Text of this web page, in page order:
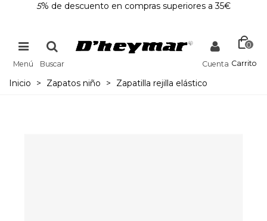
5% de descuento en compras superiores a 35€
Menú Buscar Cuenta
0
Carrito
Inicio > Zapatos niño > Zapatilla rejilla elástico